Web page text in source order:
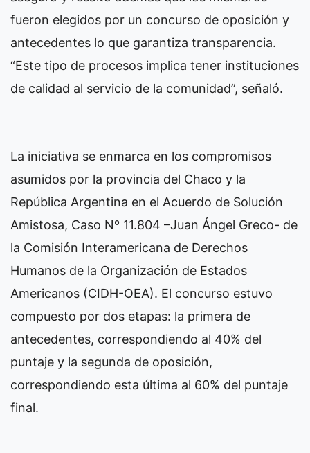
fueron elegidos por un concurso de oposición y
antecedentes lo que garantiza transparencia.
“Este tipo de procesos implica tener instituciones
de calidad al servicio de la comunidad”, señaló.
La iniciativa se enmarca en los compromisos
asumidos por la provincia del Chaco y la
República Argentina en el Acuerdo de Solución
Amistosa, Caso Nº 11.804 –Juan Ángel Greco- de
la Comisión Interamericana de Derechos
Humanos de la Organización de Estados
Americanos (CIDH-OEA). El concurso estuvo
compuesto por dos etapas: la primera de
antecedentes, correspondiendo al 40% del
puntaje y la segunda de oposición,
correspondiendo esta última al 60% del puntaje
final.